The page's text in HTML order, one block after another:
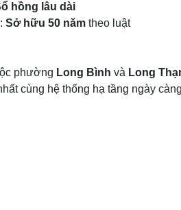
hồng lâu dài
Sở hữu 50 năm theo luật
phường Long Bình và Long
cùng hệ thống hạ tầng ngày